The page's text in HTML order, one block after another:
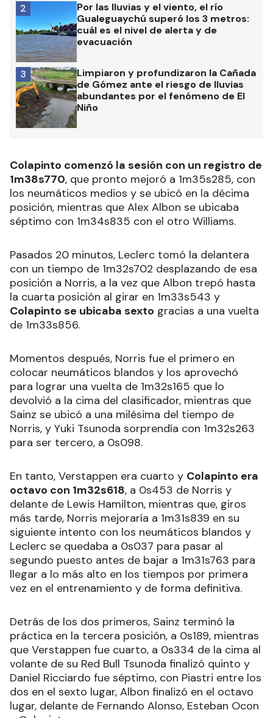
Por las lluvias y el viento, el río
Gualeguaychú superó los 3 metros:
cuál es el nivel de alerta y de
evacuación
2
Limpiaron y profundizaron la Cañada
de Gómez ante el riesgo de lluvias
abundantes por el fenómeno de El
Niño
3
Colapinto comenzó la sesión con un registro de
1m38s770, que pronto mejoró a 1m35s285, con
los neumáticos medios y se ubicó en la décima
posición, mientras que Alex Albon se ubicaba
séptimo con 1m34s835 con el otro Williams.
Pasados 20 minutos, Leclerc tomó la delantera
con un tiempo de 1m32s702 desplazando de esa
posición a Norris, a la vez que Albon trepó hasta
la cuarta posición al girar en 1m33s543 y
Colapinto se ubicaba sexto gracias a una vuelta
de 1m33s856.
Momentos después, Norris fue el primero en
colocar neumáticos blandos y los aprovechó
para lograr una vuelta de 1m32s165 que lo
devolvió a la cima del clasificador, mientras que
Sainz se ubicó a una milésima del tiempo de
Norris, y Yuki Tsunoda sorprendía con 1m32s263
para ser tercero, a 0s098.
En tanto, Verstappen era cuarto y Colapinto era
octavo con 1m32s618, a 0s453 de Norris y
delante de Lewis Hamilton, mientras que, giros
más tarde, Norris mejoraría a 1m31s839 en su
siguiente intento con los neumáticos blandos y
Leclerc se quedaba a 0s037 para pasar al
segundo puesto antes de bajar a 1m31s763 para
llegar a lo más alto en los tiempos por primera
vez en el entrenamiento y de forma definitiva.
Detrás de los dos primeros, Sainz terminó la
práctica en la tercera posición, a 0s189, mientras
que Verstappen fue cuarto, a 0s334 de la cima al
volante de su Red Bull Tsunoda finalizó quinto y
Daniel Ricciardo fue séptimo, con Piastri entre los
dos en el sexto lugar, Albon finalizó en el octavo
lugar, delante de Fernando Alonso, Esteban Ocon